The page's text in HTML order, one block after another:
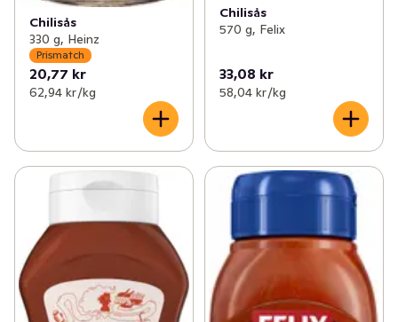
Chilisås
330 g, Heinz
Prismatch
20,77 kr
62,94 kr /kg
Chilisås
570 g, Felix
33,08 kr
58,04 kr /kg